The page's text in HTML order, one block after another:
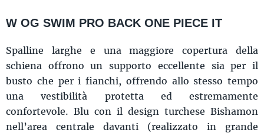
W OG SWIM PRO BACK ONE PIECE IT
Spalline larghe e una maggiore copertura della
schiena offrono un supporto eccellente sia per il
busto che per i fianchi, offrendo allo stesso tempo
una vestibilità protetta ed estremamente
confortevole. Blu con il design turchese Bishamon
nell’area centrale davanti (realizzato in grande